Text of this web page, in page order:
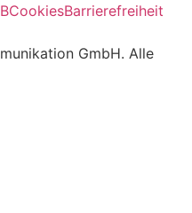
CookiesBarrierefreiheit
GmbH. Alle